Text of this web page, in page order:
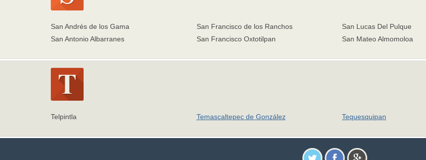
San Andrés de los Gama
San Antonio Albarranes
San Francisco de los Ranchos
San Francisco Oxtotilpan
San Lucas Del Pulque
San Mateo Almomoloa
Telpintla Temascaltepec de González Tequesquipan